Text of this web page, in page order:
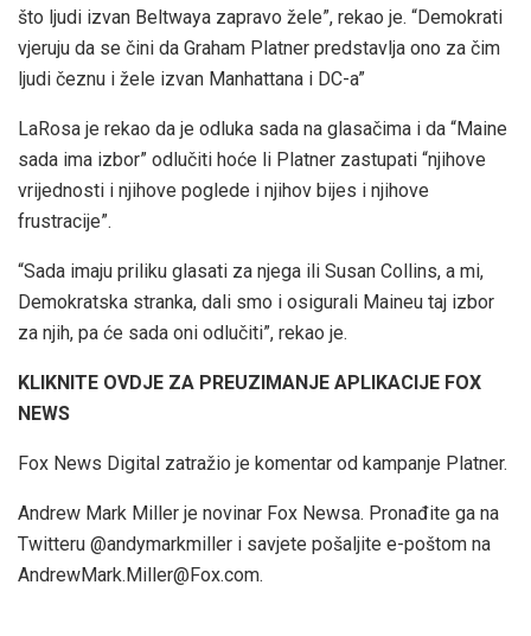
što ljudi izvan Beltwaya zapravo žele”, rekao je. “Demokrati
vjeruju da se čini da Graham Platner predstavlja ono za čim
ljudi čeznu i žele izvan Manhattana i DC-a”
LaRosa je rekao da je odluka sada na glasačima i da “Maine
sada ima izbor” odlučiti hoće li Platner zastupati “njihove
vrijednosti i njihove poglede i njihov bijes i njihove
frustracije”.
“Sada imaju priliku glasati za njega ili Susan Collins, a mi,
Demokratska stranka, dali smo i osigurali Maineu taj izbor
za njih, pa će sada oni odlučiti”, rekao je.
KLIKNITE OVDJE ZA PREUZIMANJE APLIKACIJE FOX
NEWS
Fox News Digital zatražio je komentar od kampanje Platner.
Andrew Mark Miller je novinar Fox Newsa. Pronađite ga na
Twitteru @andymarkmiller i savjete pošaljite e-poštom na
AndrewMark.Miller@Fox.com.